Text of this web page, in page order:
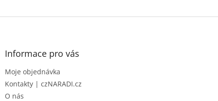
Z
Informace pro vás
Moje objednávka
Kontakty | czNARADI.cz
O nás